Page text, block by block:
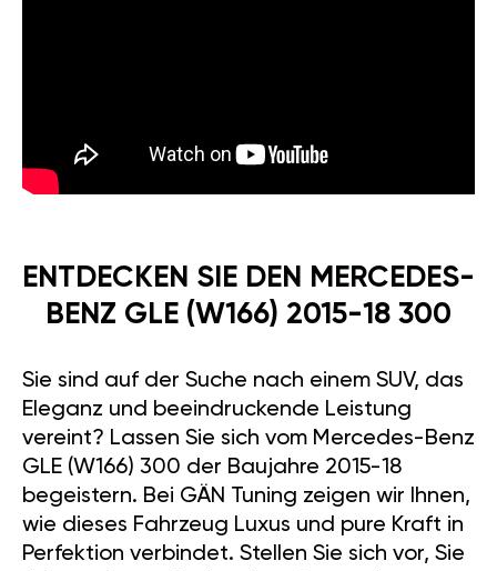
ENTDECKEN SIE DEN MERCEDES-
BENZ GLE (W166) 2015-18 300
Sie sind auf der Suche nach einem SUV, das
Eleganz und beeindruckende Leistung
vereint? Lassen Sie sich vom Mercedes-Benz
GLE (W166) 300 der Baujahre 2015-18
begeistern. Bei GÄN Tuning zeigen wir Ihnen,
wie dieses Fahrzeug Luxus und pure Kraft in
Perfektion verbindet. Stellen Sie sich vor, Sie